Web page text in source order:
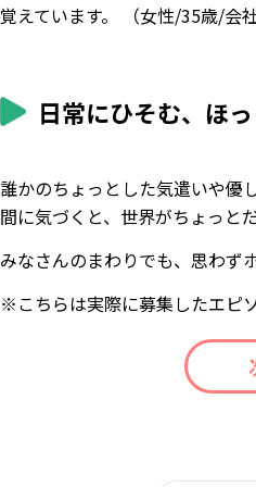
覚えています。 （女性/35歳/会社
日常にひそむ、ほ
誰かのちょっとした気遣いや優
間に気づくと、世界がちょっと
みなさんのまわりでも、思わず
※こちらは実際に募集したエピ